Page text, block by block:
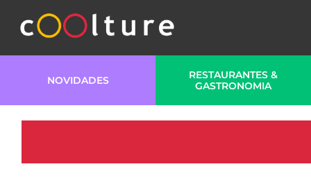
NOVIDADES
RESTAURANTES &
GASTRONOMIA